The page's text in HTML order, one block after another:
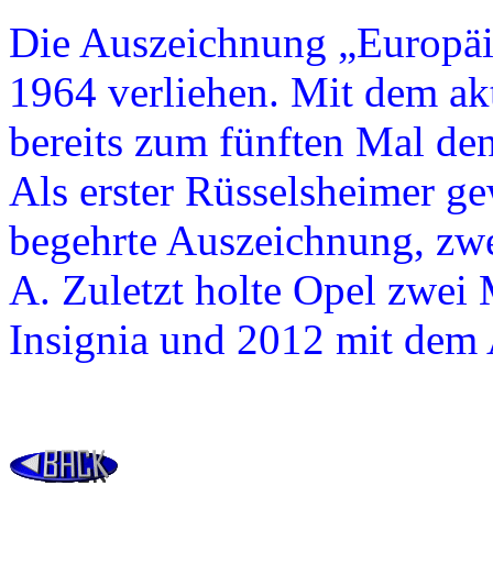
Die Auszeichnung
1964 verliehen. Mit dem
bereits zum fünften Mal
Als erster Rüsselsheimer
begehrte Auszeichnung,
A. Zuletzt holte Opel zwei
Insignia und 2012 mit